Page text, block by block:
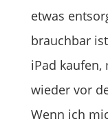
etwas
brauchbar
iPad kaufen,
wieder vor
Wenn ich